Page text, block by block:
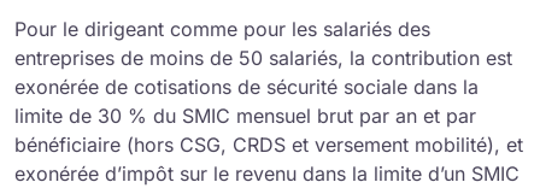
Pour le dirigeant comme pour les salariés des
entreprises de moins de 50 salariés, la contribution est
exonérée de cotisations de sécurité sociale dans la
limite de 30 % du SMIC mensuel brut par an et par
bénéficiaire (hors CSG, CRDS et versement mobilité), et
exonérée d’impôt sur le revenu dans la limite d’un SMIC